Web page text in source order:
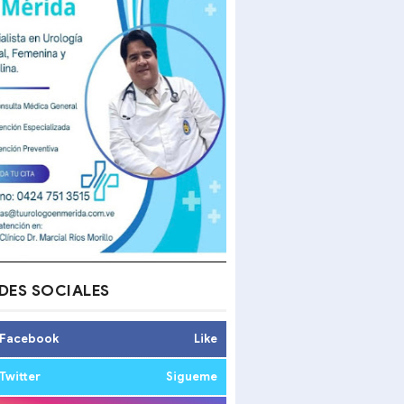
SOCIALES
Like
Sigueme